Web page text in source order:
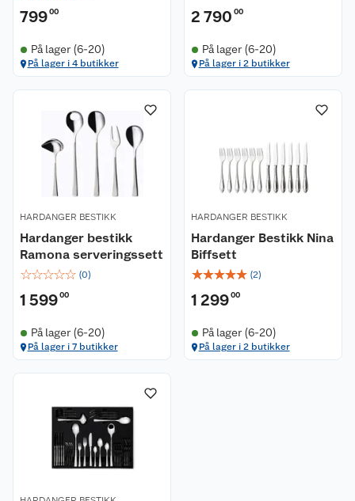
79900
På lager (6-20)
På lager i 4 butikker
2 790 00
På lager (6-20)
På lager i 2 butikker
HARDANGER BESTIKK
Hardanger bestikk
Ramona serveringssett
☆☆☆☆☆ (0)
1 59900
På lager (6-20)
På lager i 7 butikker
HARDANGER BESTIKK
Hardanger Bestikk Nina
Biffsett
☆☆☆☆☆ (2)
1 29900
På lager (6-20)
På lager i 2 butikker
Om oss
Nyheter
Våre butikker
Våre merkevarer
Kundeservice
Kontakt oss
Angre- og returrett
Reklamasjon og garanti
Ofte stilte spørsmål